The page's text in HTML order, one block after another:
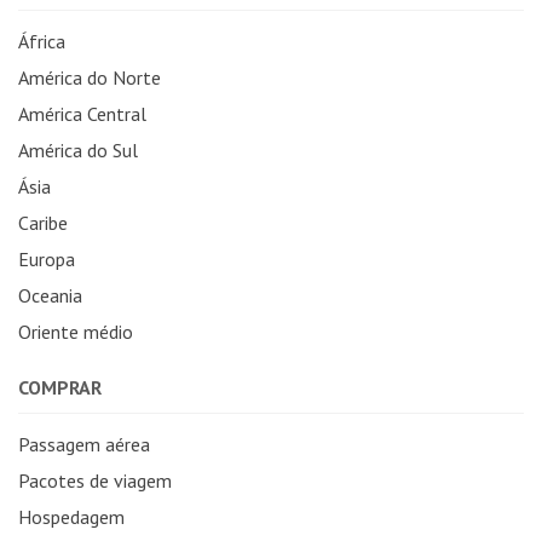
África
América do Norte
América Central
América do Sul
Ásia
Caribe
Europa
Oceania
Oriente médio
COMPRAR
Passagem aérea
Pacotes de viagem
Hospedagem